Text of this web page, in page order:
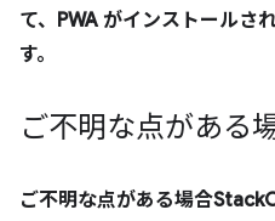
て、PWA がインストールさ
す。
ご不明な点がある
ご不明な点がある場合